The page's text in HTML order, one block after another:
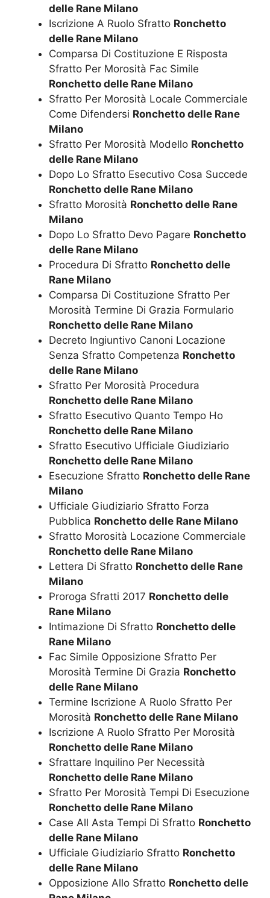
delle Rane Milano
Iscrizione A Ruolo Sfratto Ronchetto
delle Rane Milano
Comparsa Di Costituzione E Risposta
Sfratto Per Morosità Fac Simile
Ronchetto delle Rane Milano
Sfratto Per Morosità Locale Commerciale
Come Difendersi Ronchetto delle Rane
Milano
Sfratto Per Morosità Modello Ronchetto
delle Rane Milano
Dopo Lo Sfratto Esecutivo Cosa Succede
Ronchetto delle Rane Milano
Sfratto Morosità Ronchetto delle Rane
Milano
Dopo Lo Sfratto Devo Pagare Ronchetto
delle Rane Milano
Procedura Di Sfratto Ronchetto delle
Rane Milano
Comparsa Di Costituzione Sfratto Per
Morosità Termine Di Grazia Formulario
Ronchetto delle Rane Milano
Decreto Ingiuntivo Canoni Locazione
Senza Sfratto Competenza Ronchetto
delle Rane Milano
Sfratto Per Morosità Procedura
Ronchetto delle Rane Milano
Sfratto Esecutivo Quanto Tempo Ho
Ronchetto delle Rane Milano
Sfratto Esecutivo Ufficiale Giudiziario
Ronchetto delle Rane Milano
Esecuzione Sfratto Ronchetto delle Rane
Milano
Ufficiale Giudiziario Sfratto Forza
Pubblica Ronchetto delle Rane Milano
Sfratto Morosità Locazione Commerciale
Ronchetto delle Rane Milano
Lettera Di Sfratto Ronchetto delle Rane
Milano
Proroga Sfratti 2017 Ronchetto delle
Rane Milano
Intimazione Di Sfratto Ronchetto delle
Rane Milano
Fac Simile Opposizione Sfratto Per
Morosità Termine Di Grazia Ronchetto
delle Rane Milano
Termine Iscrizione A Ruolo Sfratto Per
Morosità Ronchetto delle Rane Milano
Iscrizione A Ruolo Sfratto Per Morosità
Ronchetto delle Rane Milano
Sfrattare Inquilino Per Necessità
Ronchetto delle Rane Milano
Sfratto Per Morosità Tempi Di Esecuzione
Ronchetto delle Rane Milano
Case All Asta Tempi Di Sfratto Ronchetto
delle Rane Milano
Ufficiale Giudiziario Sfratto Ronchetto
delle Rane Milano
Opposizione Allo Sfratto Ronchetto delle